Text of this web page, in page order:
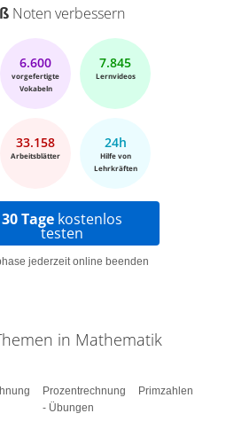
die Leiter reparieren und
Noten verbessern
6.600
vorgefertigte
Vokabeln
7.845
Lernvideos
33.158
Arbeitsblätter
24h
Hilfe von
Lehrkräften
30 Tage kostenlos
testen
jederzeit online beenden
in Mathematik
Prozentrechnung
- Übungen
Primzahlen